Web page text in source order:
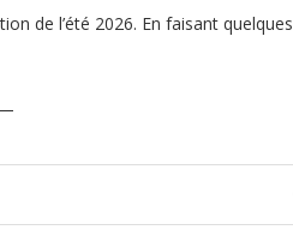
de l’été 2026. En faisant quelques